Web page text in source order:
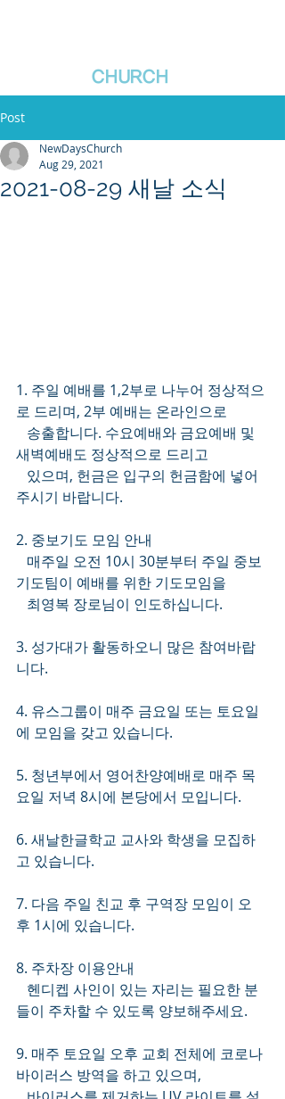
CHURCH
Post
2021-08-29 새날 소식
NewDaysChurch
Aug 29, 2021
1. 주일 예배를 1,2부로 나누어 정상적으
로 드리며, 2부 예배는 온라인으로
새벽예배도 정상적으로 드리고
주시기 바랍니다.
2. 중보기도 모임 안내
기도팀이 예배를 위한 기도모임을
   최영복 장로님이 인도하십니다.
3. 성가대가 활동하오니 많은 참여바랍
니다.
4. 유스그룹이 매주 금요일 또는 토요일
에 모임을 갖고 있습니다.
5. 청년부에서 영어찬양예배로 매주 목
요일 저녁 8시에 본당에서 모입니다.
6. 새날한글학교 교사와 학생을 모집하
고 있습니다.
7. 다음 주일 친교 후 구역장 모임이 오
후 1시에 있습니다.
8. 주차장 이용안내
들이 주차할 수 있도록 양보해주세요.
9. 매주 토요일 오후 교회 전체에 코로나
바이러스 방역을 하고 있으며,